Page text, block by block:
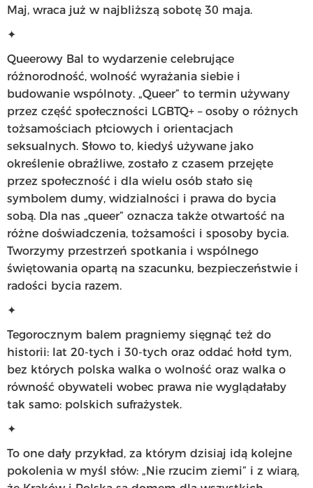
Maj, wraca już w najbliższą sobotę 30 maja.
✦
Queerowy Bal to wydarzenie celebrujące
różnorodność, wolność wyrażania siebie i
budowanie wspólnoty. „Queer” to termin używany
przez część społeczności LGBTQ+ – osoby o różnych
tożsamościach płciowych i orientacjach
seksualnych. Słowo to, kiedyś używane jako
określenie obraźliwe, zostało z czasem przejęte
przez społeczność i dla wielu osób stało się
symbolem dumy, widzialności i prawa do bycia
sobą. Dla nas „queer” oznacza także otwartość na
różne doświadczenia, tożsamości i sposoby bycia.
Tworzymy przestrzeń spotkania i wspólnego
świętowania opartą na szacunku, bezpieczeństwie i
radości bycia razem.
✦
Tegorocznym balem pragniemy sięgnąć też do
historii: lat 20-tych i 30-tych oraz oddać hołd tym,
bez których polska walka o wolność oraz walka o
równość obywateli wobec prawa nie wyglądałaby
tak samo: polskich sufrażystek.
✦
To one dały przykład, za którym dzisiaj idą kolejne
pokolenia w myśl słów: „Nie rzucim ziemi” i z wiarą,